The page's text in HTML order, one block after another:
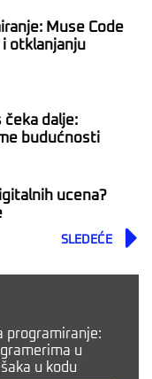
Muse Code
otklanjanju
čeka dalje:
budućnosti
ucena?
SLEDEĆE
programiranje:
u
u kodu